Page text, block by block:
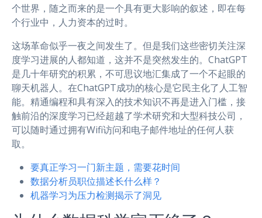
个世界，随之而来的是一个具有更大影响的叙述，即在每
个行业中，人力资本的过时。
这场革命似乎一夜之间发生了。但是我们这些密切关注深
度学习进展的人都知道，这并不是突然发生的。ChatGPT
是几十年研究的积累，不可思议地汇集成了一个不起眼的
聊天机器人。在ChatGPT成功的核心是它民主化了人工智
能。精通编程和具有深入的技术知识不再是进入门槛，接
触前沿的深度学习已经超越了学术研究和大型科技公司，
可以随时通过拥有Wifi访问和电子邮件地址的任何人获
取。
要真正学习一门新主题，需要花时间
数据分析员职位描述长什么样？
机器学习为压力检测揭示了洞见